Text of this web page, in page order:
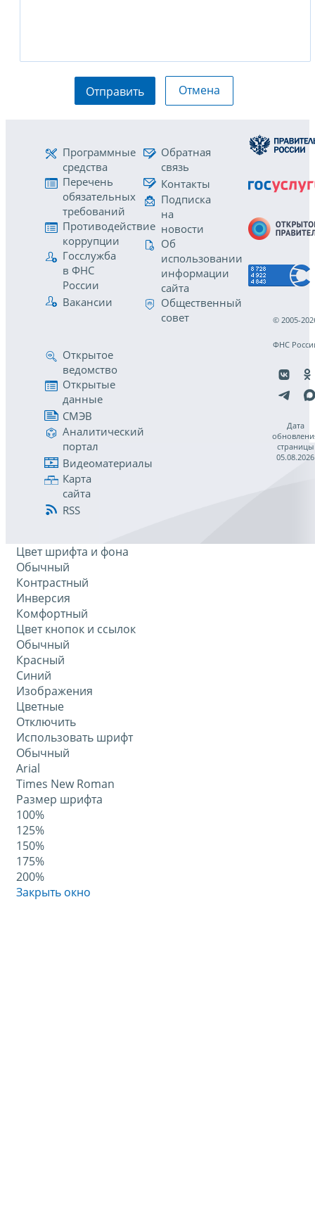
Отправить Отмена
Программные
средства
Перечень
обязательных
требований
Противодействие
коррупции
Госслужба
в ФНС
России
Вакансии
Обратная
связь
Контакты
Подписка
на
новости
Об
использовании
информации
сайта
Общественный
совет
Открытое
ведомство
Открытые
данные
СМЭВ
Аналитический
портал
Видеоматериалы
Карта
сайта
RSS
© 2005-
ФНС
Дата
страницы
05.08.2026
Цвет шрифта и фона
Обычный
Контрастный
Инверсия
Комфортный
Цвет кнопок и ссылок
Обычный
Красный
Синий
Изображения
Цветные
Отключить
Использовать шрифт
Обычный
Arial
Times New Roman
Размер шрифта
100%
125%
150%
175%
200%
Закрыть окно